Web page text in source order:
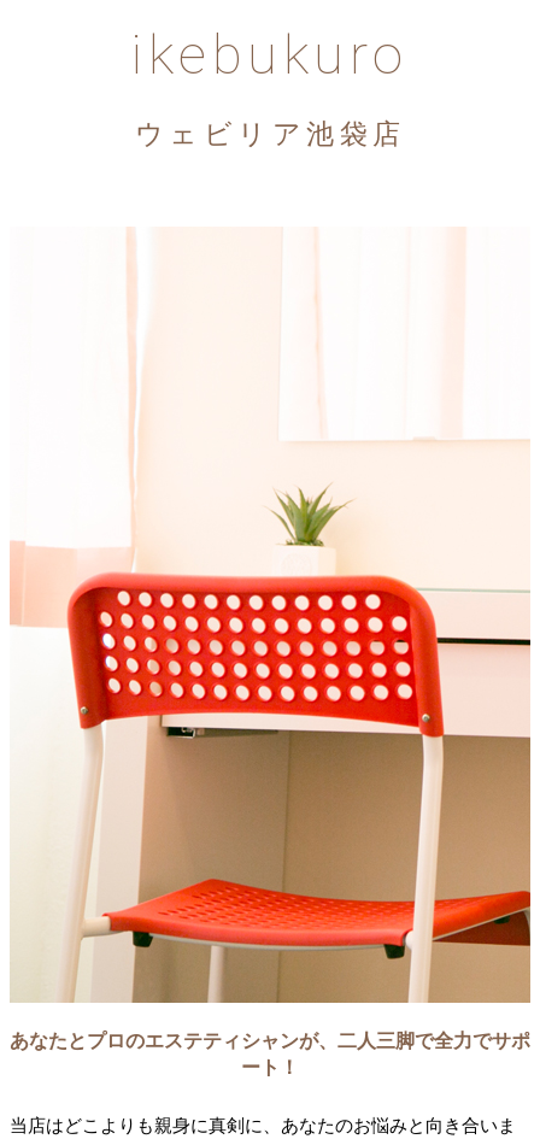
ikebukuro
ウェビリア池袋店
あなたとプロのエステティシャンが、二人三脚で全力でサポ
ート！
当店はどこよりも親身に真剣に、あなたのお悩みと向き合いま